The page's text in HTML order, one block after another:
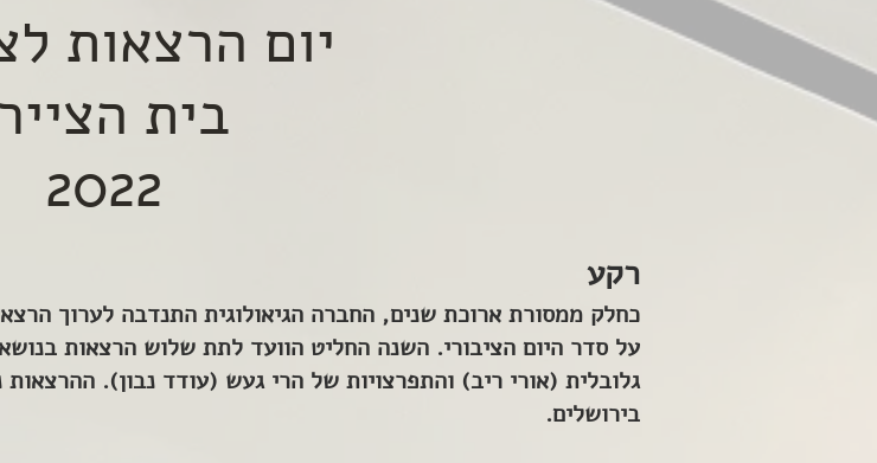
יום הרצאות
בית
רקע
כחלק ממסורת ארוכת שנים, החברה הגיאולוגית התנדבה לערוך
על סדר היום הציבורי. השנה החליט הוועד לתת שלוש הרצאות
גלובלית (אורי ריב) והתפרצויות של הרי געש (עודד נבון).
בירושלים.